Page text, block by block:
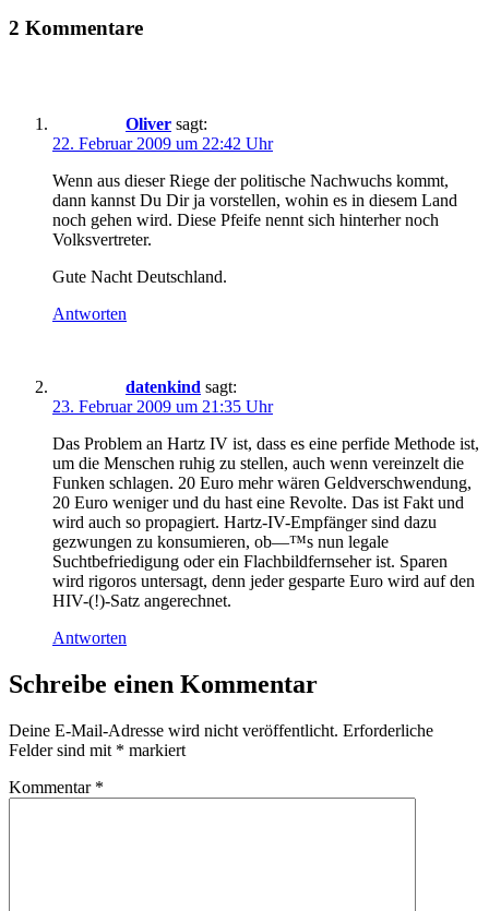
2 Kommentare
Oliver sagt:
22. Februar 2009 um 22:42 Uhr
Wenn aus dieser Riege der politische Nachwuchs kommt,
dann kannst Du Dir ja vorstellen, wohin es in diesem Land
noch gehen wird. Diese Pfeife nennt sich hinterher noch
Volksvertreter.
Gute Nacht Deutschland.
Antworten
datenkind sagt:
23. Februar 2009 um 21:35 Uhr
Das Problem an Hartz IV ist, dass es eine perfide Methode ist,
um die Menschen ruhig zu stellen, auch wenn vereinzelt die
Funken schlagen. 20 Euro mehr wären Geldverschwendung,
20 Euro weniger und du hast eine Revolte. Das ist Fakt und
wird auch so propagiert. Hartz-IV-Empfänger sind dazu
gezwungen zu konsumieren, ob—™s nun legale
Suchtbefriedigung oder ein Flachbildfernseher ist. Sparen
wird rigoros untersagt, denn jeder gesparte Euro wird auf den
HIV-(!)-Satz angerechnet.
Antworten
Schreibe einen Kommentar
Deine E-Mail-Adresse wird nicht veröffentlicht. Erforderliche
Felder sind mit * markiert
Kommentar *